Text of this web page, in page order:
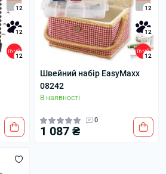
12
12
12
12
12
12
Швейний набір EasyMaxx
08242
В наявності
0
1 087 ₴